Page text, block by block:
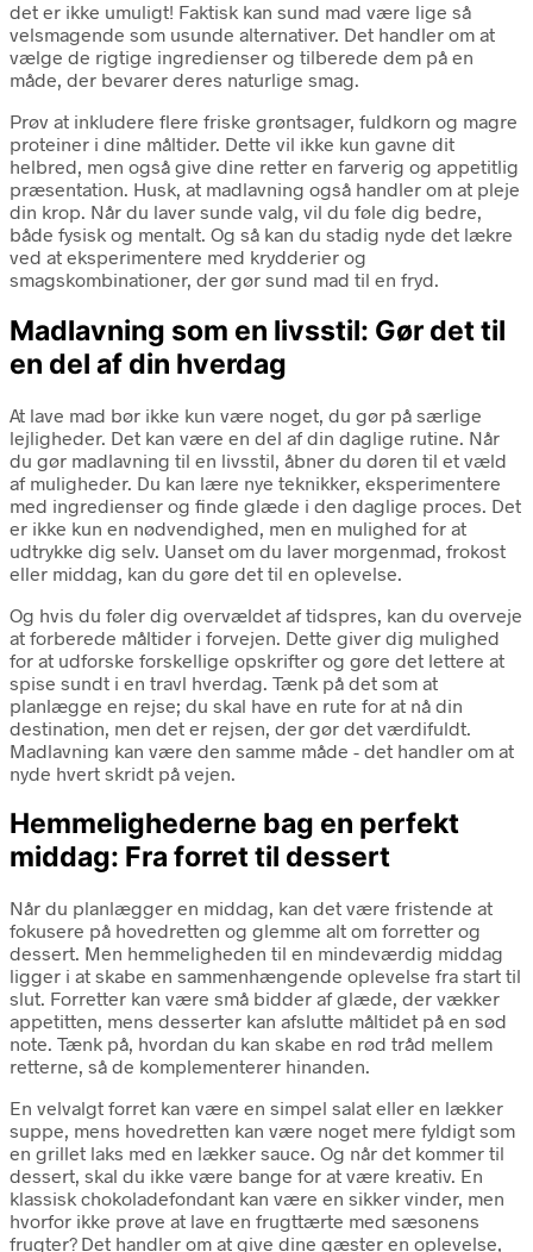
det er ikke umuligt! Faktisk kan sund mad være lige så
velsmagende som usunde alternativer. Det handler om at
vælge de rigtige ingredienser og tilberede dem på en
måde, der bevarer deres naturlige smag.
Prøv at inkludere flere friske grøntsager, fuldkorn og magre
proteiner i dine måltider. Dette vil ikke kun gavne dit
helbred, men også give dine retter en farverig og appetitlig
præsentation. Husk, at madlavning også handler om at pleje
din krop. Når du laver sunde valg, vil du føle dig bedre,
både fysisk og mentalt. Og så kan du stadig nyde det lækre
ved at eksperimentere med krydderier og
smagskombinationer, der gør sund mad til en fryd.
Madlavning som en livsstil: Gør det til
en del af din hverdag
At lave mad bør ikke kun være noget, du gør på særlige
lejligheder. Det kan være en del af din daglige rutine. Når
du gør madlavning til en livsstil, åbner du døren til et væld
af muligheder. Du kan lære nye teknikker, eksperimentere
med ingredienser og finde glæde i den daglige proces. Det
er ikke kun en nødvendighed, men en mulighed for at
udtrykke dig selv. Uanset om du laver morgenmad, frokost
eller middag, kan du gøre det til en oplevelse.
Og hvis du føler dig overvældet af tidspres, kan du overveje
at forberede måltider i forvejen. Dette giver dig mulighed
for at udforske forskellige opskrifter og gøre det lettere at
spise sundt i en travl hverdag. Tænk på det som at
planlægge en rejse; du skal have en rute for at nå din
destination, men det er rejsen, der gør det værdifuldt.
Madlavning kan være den samme måde - det handler om at
nyde hvert skridt på vejen.
Hemmelighederne bag en perfekt
middag: Fra forret til dessert
Når du planlægger en middag, kan det være fristende at
fokusere på hovedretten og glemme alt om forretter og
dessert. Men hemmeligheden til en mindeværdig middag
ligger i at skabe en sammenhængende oplevelse fra start til
slut. Forretter kan være små bidder af glæde, der vækker
appetitten, mens desserter kan afslutte måltidet på en sød
note. Tænk på, hvordan du kan skabe en rød tråd mellem
retterne, så de komplementerer hinanden.
En velvalgt forret kan være en simpel salat eller en lækker
suppe, mens hovedretten kan være noget mere fyldigt som
en grillet laks med en lækker sauce. Og når det kommer til
dessert, skal du ikke være bange for at være kreativ. En
klassisk chokoladefondant kan være en sikker vinder, men
hvorfor ikke prøve at lave en frugttærte med sæsonens
frugter? Det handler om at give dine gæster en oplevelse,